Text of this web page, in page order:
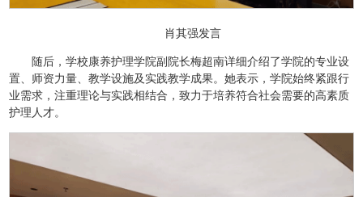
肖其强发言
随后，学校康养护理学院副院长梅超南详细介绍了学院的专业设
置、师资力量、教学设施及实践教学成果。她表示，学院始终紧跟行
业需求，注重理论与实践相结合，致力于培养符合社会需要的高素质
护理人才。